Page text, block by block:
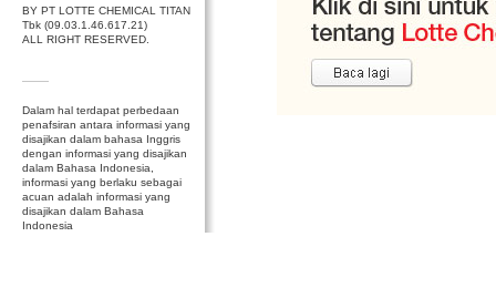
BY PT LOTTE CHEMICAL TITAN
Tbk (09.03.1.46.617.21)
ALL RIGHT RESERVED.
Dalam hal terdapat perbedaan
penafsiran antara informasi yang
disajikan dalam bahasa Inggris
dengan informasi yang disajikan
dalam Bahasa Indonesia,
informasi yang berlaku sebagai
acuan adalah informasi yang
disajikan dalam Bahasa
Indonesia